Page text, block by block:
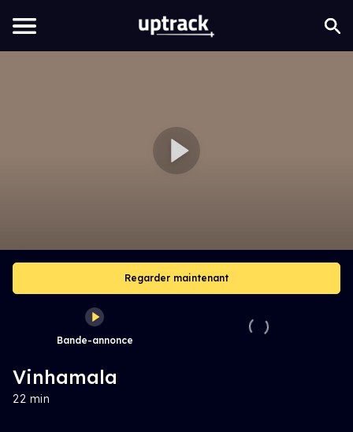
Regarder maintenant
Bande-annonce
Vinhamala
22 min